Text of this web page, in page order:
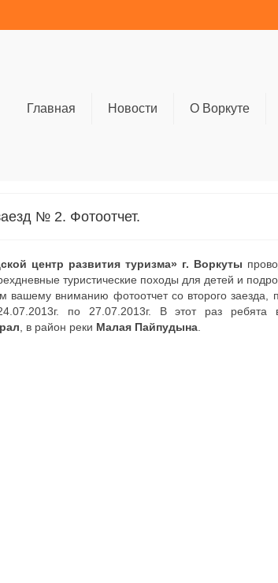
Главная Новости О Воркуте
№ 2. Фотоотчет.
центр развития туризма» г. Воркуты
туристические походы для детей и
вашему вниманию фотоотчет со второго заезда,
по 27.07.2013г. В этот раз ребята
, в район реки Малая Пайпудына